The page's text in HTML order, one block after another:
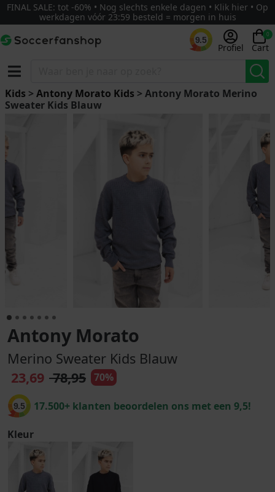
FINAL SALE: tot -60% • Nog slechts enkele dagen • Klik hier • Op
werkdagen vóór 23:59 besteld = morgen in huis
9.5
Profiel
0
Cart
Kids >Antony Morato Kids > Antony Morato Merino
Sweater Kids Blauw
Antony Morato
Merino Sweater Kids Blauw
23,69 78,95 70%
9.5 17.500+ klanten beoordelen ons met een 9,5!
Kleur